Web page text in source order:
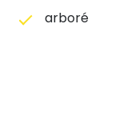
arboré